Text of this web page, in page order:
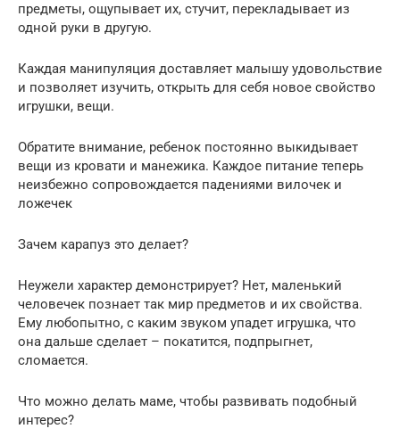
предметы, ощупывает их, стучит, перекладывает из
одной руки в другую.
Каждая манипуляция доставляет малышу удовольствие
и позволяет изучить, открыть для себя новое свойство
игрушки, вещи.
Обратите внимание, ребенок постоянно выкидывает
вещи из кровати и манежика. Каждое питание теперь
неизбежно сопровождается падениями вилочек и
ложечек
Зачем карапуз это делает?
Неужели характер демонстрирует? Нет, маленький
человечек познает так мир предметов и их свойства.
Ему любопытно, с каким звуком упадет игрушка, что
она дальше сделает – покатится, подпрыгнет,
сломается.
Что можно делать маме, чтобы развивать подобный
интерес?